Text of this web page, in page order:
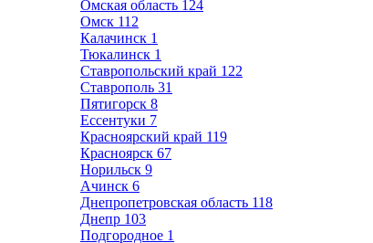
Омская область 124
Омск 112
Калачинск 1
Тюкалинск 1
Ставропольский край 122
Ставрополь 31
Пятигорск 8
Ессентуки 7
Красноярский край 119
Красноярск 67
Норильск 9
Ачинск 6
Днепропетровская область 118
Днепр 103
Подгородное 1